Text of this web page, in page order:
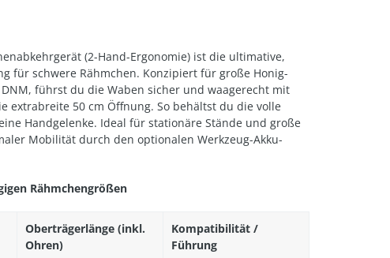
(2-Hand-Ergonomie) ist die ultimative,
für schwere Rähmchen. Konzipiert für große Honig-
führst du die Waben sicher und waagerecht mit
extrabreite 50 cm Öffnung. So behältst du die volle
Handgelenke. Ideal für stationäre Stände und große
Mobilität durch den optionalen Werkzeug-Akku-
Rähmchengrößen
Oberträgerlänge (inkl.
Ohren)
Kompatibilität /
Führung